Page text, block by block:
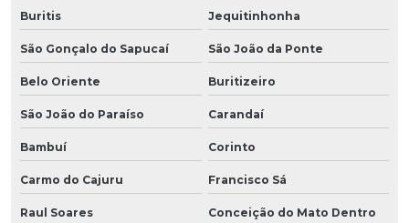
Buritis Jequitinhonha
São Gonçalo do Sapucaí São João da Ponte
Belo Oriente Buritizeiro
São João do Paraíso Carandaí
Bambuí Corinto
Carmo do Cajuru Francisco Sá
Raul Soares Conceição do Mato Dentro